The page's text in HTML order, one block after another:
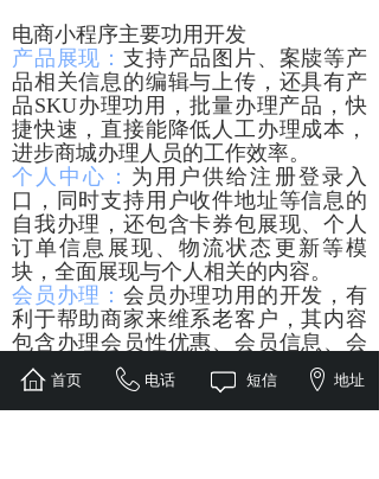
电商小程序主要功用开发
产品展现： 支持产品图片、案牍等产
品相关信息的编辑与上传，还具有产
品SKU办理功用，批量办理产品，快
捷快速，直接能降低人工办理成本，
进步商城办理人员的工作效率。
个人中心： 为用户供给注册登录入
口，同时支持用户收件地址等信息的
自我办理，还包含卡券包展现、个人
订单信息展现、物流状态更新等模
块，全面展现与个人相关的内容。
会员办理： 会员办理功用的开发，有
利于帮助商家来维系老客户，其内容
包含办理会员性优惠、会员信息、会
员积分等，商家经过此功用，可自定
义设置会员优惠制度，来进步客户的
忠诚度。
首页 电话 短信 地址